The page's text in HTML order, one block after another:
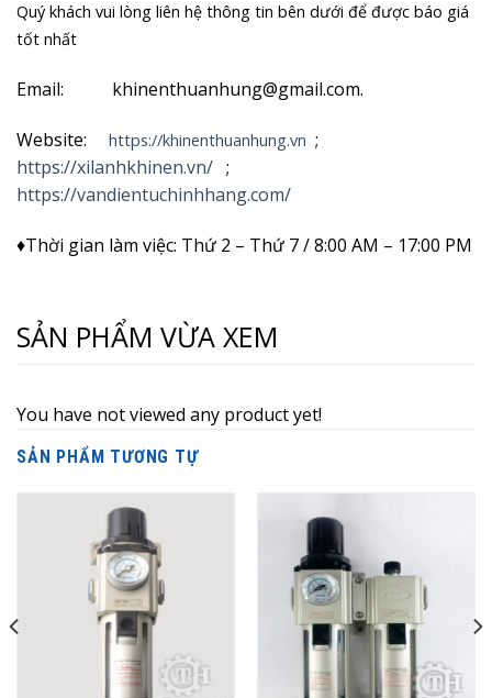
Quý khách vui lòng liên hệ thông tin bên dưới để được báo giá
tốt nhất
Email: khinenthuanhung@gmail.com.
Website: https://khinenthuanhung.vn ;
https://xilanhkhinen.vn/ ;
https://vandientuchinhhang.com/
♦Thời gian làm việc: Thứ 2 – Thứ 7 / 8:00 AM – 17:00 PM
SẢN PHẨM VỪA XEM
You have not viewed any product yet!
SẢN PHẨM TƯƠNG TỰ